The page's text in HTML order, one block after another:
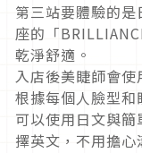
第三站要體驗的
座的「
乾淨舒適。
入店後美睫師會
根據每個人臉型
可以使用日文與
擇英文，不用擔心